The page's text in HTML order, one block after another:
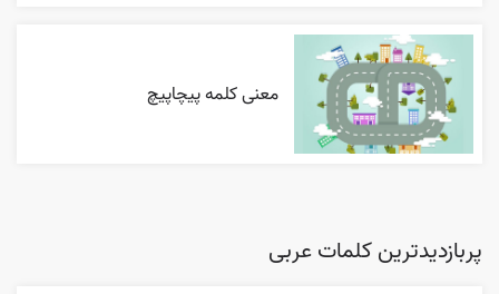
معنی کلمه پیچاپیچ
پربازدیدترین کلمات عربی